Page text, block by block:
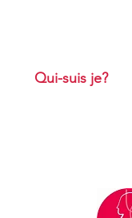
Qui-suis je?